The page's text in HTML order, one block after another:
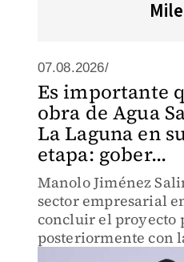
07.08.2026/
Es importante
obra de Agua
La Laguna en
etapa: gober...
Manolo Jiménez
sector empresarial
concluir el proyecto
posteriormente con
los ramales hacia